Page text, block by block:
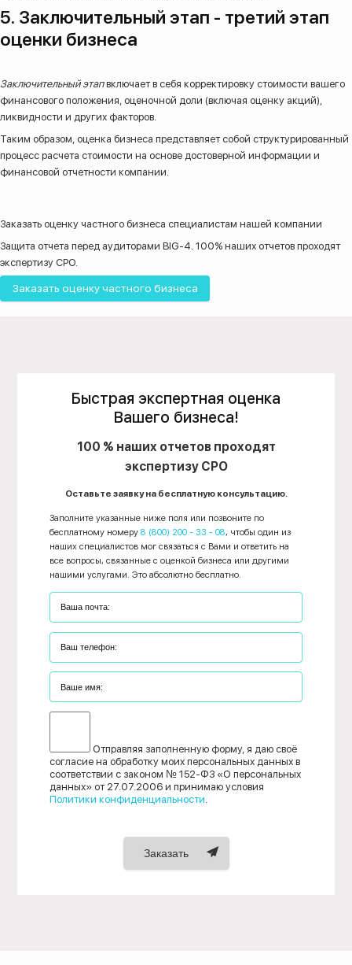
5. Заключительный этап - третий этап
оценки бизнеса
Заключительный этапвключает в себя корректировку стоимости вашего
финансового положения, оценочной доли (включая оценку акций),
ликвидности и других факторов.
Таким образом, оценка бизнеса представляет собой структурированный
процесс расчета стоимости на основе достоверной информации и
финансовой отчетности компании.
Заказать оценку частного бизнеса специалистам нашей компании
Защита отчета перед аудиторами BIG-4. 100% наших отчетов проходят
экспертизу СРО.
Заказать оценку частного бизнеса
Быстрая экспертная оценка
Вашего бизнеса!
100 % наших отчетов проходят
экспертизу СРО
Оставьте заявку на бесплатную консультацию.
Заполните указанные ниже поля или позвоните по
бесплатному номеру 8 (800) 200 - 33 - 08, чтобы один из
наших специалистов мог связаться с Вами и ответить на
все вопросы, связанные с оценкой бизнеса или другими
нашими услугами. Это абсолютно бесплатно.
Отправляя заполненную форму, я даю своё
согласие на обработку моих персональных данных в
соответствии с законом № 152-ФЗ «О персональных
данных» от 27.07.2006 и принимаю условия
Политики конфиденциальности
Заказать